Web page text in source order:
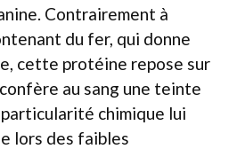
Contrairement à
du fer, qui donne
cette protéine repose sur
au sang une teinte
chimique lui
lors des faibles